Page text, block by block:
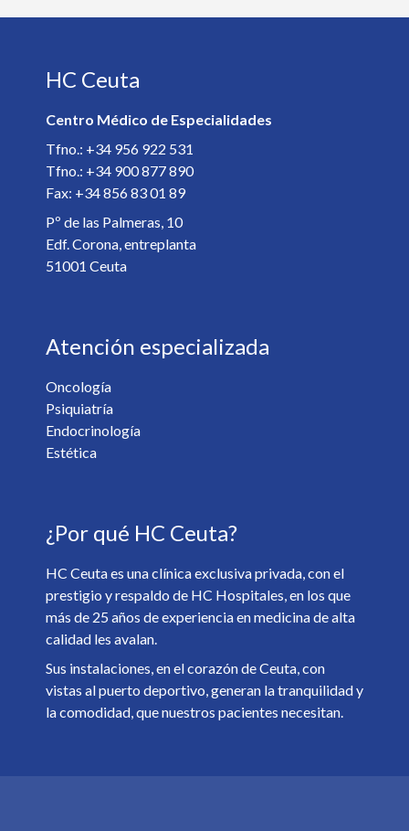
Teléfono *
E-mail *
Especialista *
Detalles de la cita *
¿Desea recibir información de nuestro centro? *
Sí
No
Privacidad. *
HC Ceuta
Centro Médico de Especialidades
Tfno.: +34 956 922 531
Tfno.: +34 900 877 890
Fax: +34 856 83 01 89
Pº de las Palmeras, 10
Edf. Corona, entreplanta
51001 Ceuta
Atención especializada
Oncología
Psiquiatría
Endocrinología
Estética
¿Por qué HC Ceuta?
HC Ceuta es una clínica exclusiva privada, con el
prestigio y respaldo de HC Hospitales, en los que
más de 25 años de experiencia en medicina de alta
calidad les avalan.
Sus instalaciones, en el corazón de Ceuta, con
vistas al puerto deportivo, generan la tranquilidad y
la comodidad, que nuestros pacientes necesitan.